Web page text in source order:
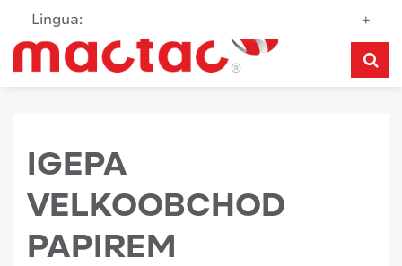
Lingua: +
IGEPA
VELKOOBCHOD
PAPIREM